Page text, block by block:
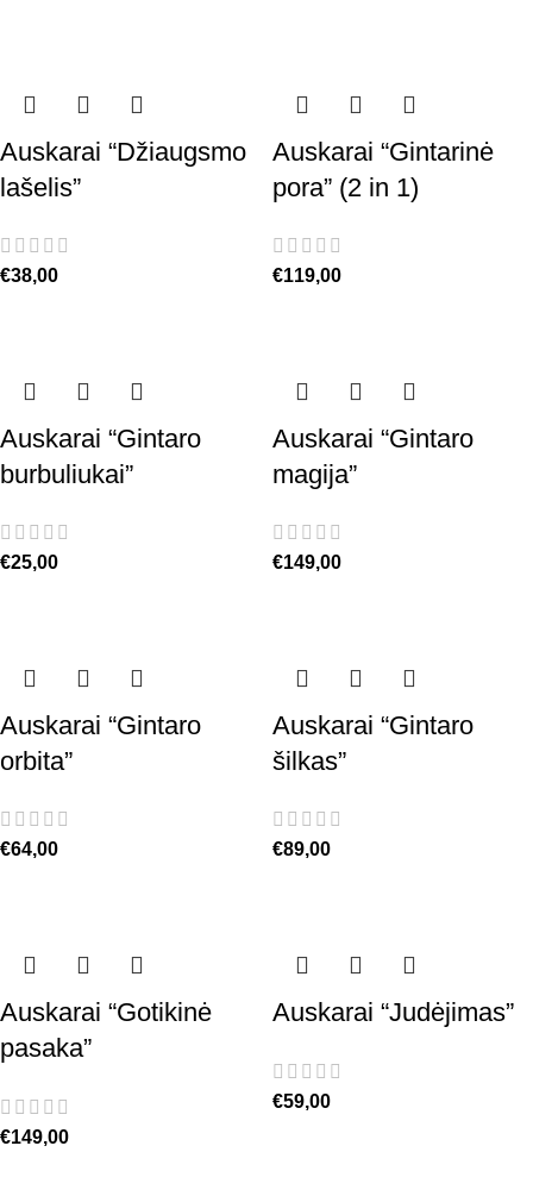
Auskarai “Džiaugsmo
lašelis”
€38,00
Auskarai “Gintarinė
pora” (2 in 1)
€119,00
Auskarai “Gintaro
burbuliukai”
€25,00
Auskarai “Gintaro
magija”
€149,00
Auskarai “Gintaro
orbita”
€64,00
Auskarai “Gintaro
šilkas”
€89,00
Auskarai “Gotikinė
pasaka”
€149,00
Auskarai “Judėjimas”
€59,00